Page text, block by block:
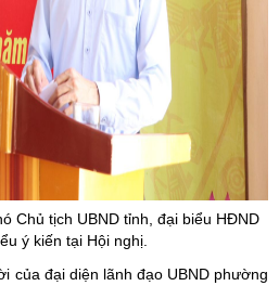
Chủ tịch UBND tỉnh, đại biểu HĐND
ý kiến tại Hội nghị.
của đại diện lãnh đạo UBND phường